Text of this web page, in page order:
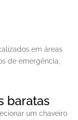
em áreas
de emergência,
baratas
um chaveiro